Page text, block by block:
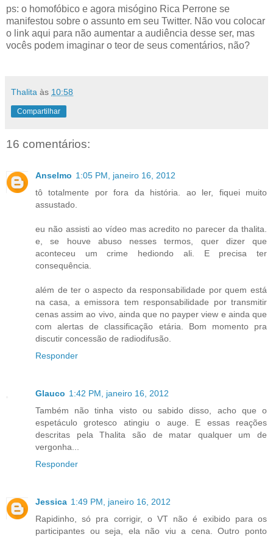
ps: o homofóbico e agora misógino Rica Perrone se
manifestou sobre o assunto em seu Twitter. Não vou colocar
o link aqui para não aumentar a audiência desse ser, mas
vocês podem imaginar o teor de seus comentários, não?
Thalita às 10:58
Compartilhar
16 comentários:
Anselmo 1:05 PM, janeiro 16, 2012
tô totalmente por fora da história. ao ler, fiquei muito
assustado.
eu não assisti ao vídeo mas acredito no parecer da thalita.
e, se houve abuso nesses termos, quer dizer que
aconteceu um crime hediondo ali. E precisa ter
consequência.
além de ter o aspecto da responsabilidade por quem está
na casa, a emissora tem responsabilidade por transmitir
cenas assim ao vivo, ainda que no payper view e ainda que
com alertas de classificação etária. Bom momento pra
discutir concessão de radiodifusão.
Responder
Glauco 1:42 PM, janeiro 16, 2012
Também não tinha visto ou sabido disso, acho que o
espetáculo grotesco atingiu o auge. E essas reações
descritas pela Thalita são de matar qualquer um de
vergonha...
Responder
Jessica 1:49 PM, janeiro 16, 2012
Rapidinho, só pra corrigir, o VT não é exibido para os
participantes ou seja, ela não viu a cena. Outro ponto